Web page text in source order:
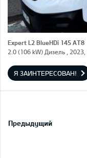
Expert L2 BlueHDi 145 AT8
2.0 (106 kW) Дизель ,
Я ЗАИНТЕРЕСОВАН!
Предыдущий